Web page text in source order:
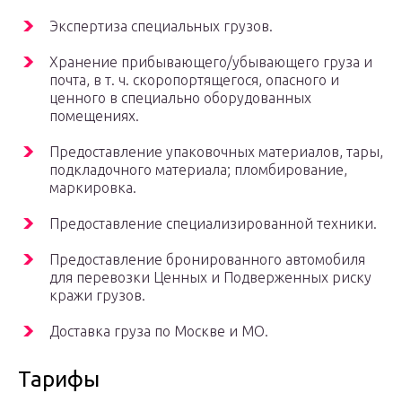
Экспертиза специальных грузов.
Хранение прибывающего/убывающего груза и
почта, в т. ч. скоропортящегося, опасного и
ценного в специально оборудованных
помещениях.
Предоставление упаковочных материалов, тары,
подкладочного материала; пломбирование,
маркировка.
Предоставление специализированной техники.
Предоставление бронированного автомобиля
для перевозки Ценных и Подверженных риску
кражи грузов.
Доставка груза по Москве и МО.
Тарифы